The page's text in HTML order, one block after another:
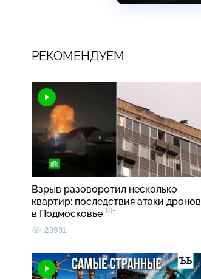
РЕКОМЕНДУЕМ
Взрыв разоворотил несколько
квартир: последствия атаки дронов
в Подмосковье 16+
23931